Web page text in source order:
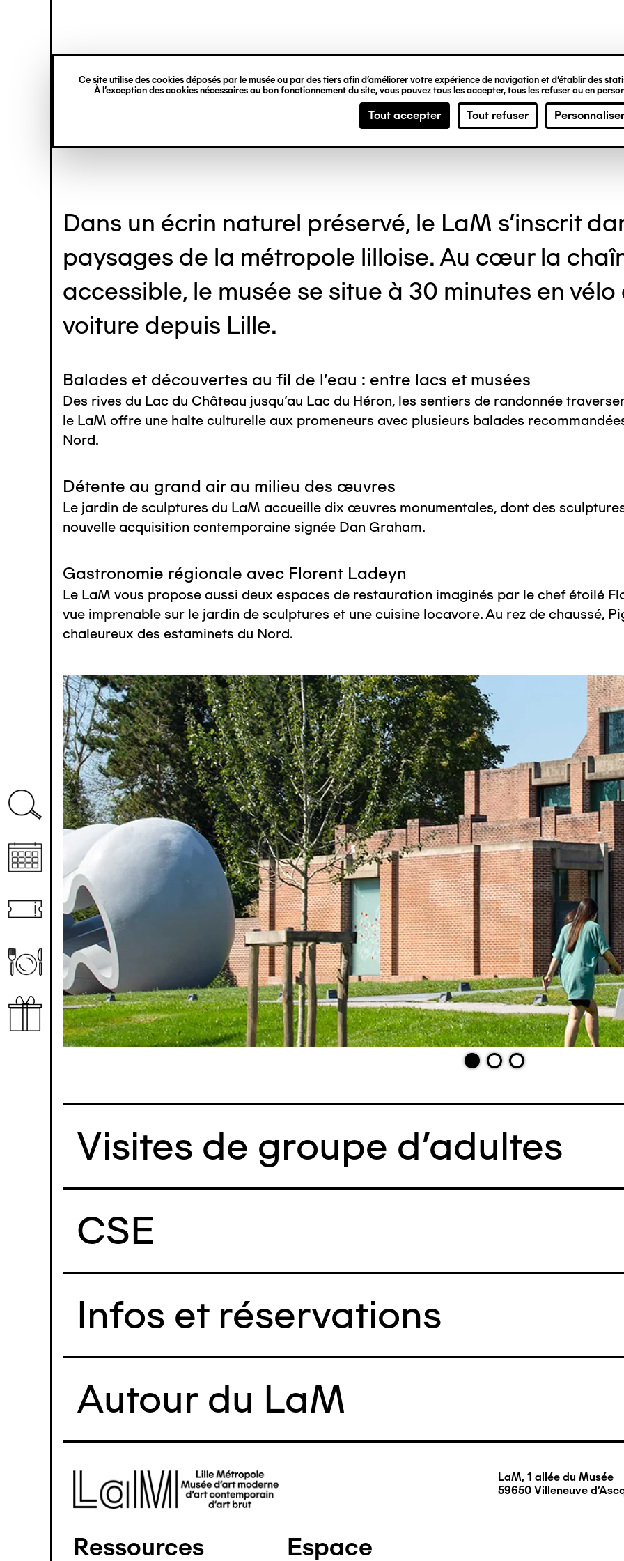
Ce site utilise des cookies déposés par le musée ou par des tiers afin d’améliorer votre expérience de navigation et d’établir des
À l’exception des cookies nécessaires au bon fonctionnement du site, vous pouvez tous les accepter, tous les refuser ou en
Tout accepter Tout refuser Personnaliser
principal
verticale
Un groupe d'adultes
Dans un écrin naturel préservé, le LaM s’inscrit
paysages de la métropole lilloise. Au cœur la
accessible, le musée se situe à 30 minutes en
voiture depuis Lille.
Balades et découvertes au fil de l'eau : entre lacs et musées
Des rives du Lac du Château jusqu'au Lac du Héron, les sentiers de randonnée
le LaM offre une halte culturelle aux promeneurs avec plusieurs balades
Nord.
Détente au grand air au milieu des œuvres
Le jardin de sculptures du LaM accueille dix œuvres monumentales, dont des
nouvelle acquisition contemporaine signée Dan Graham.
Gastronomie régionale avec Florent Ladeyn
Le LaM vous propose aussi deux espaces de restauration imaginés par le chef étoilé
vue imprenable sur le jardin de sculptures et une cuisine locavore. Au rez de chaussé,
chaleureux des estaminets du Nord.
Image
Visites de groupe d'adultes
CSE
Infos et réservations
Autour du LaM
LaM, 1 allée du Musée
59650 Villeneuve
Pied
Ressources Espace